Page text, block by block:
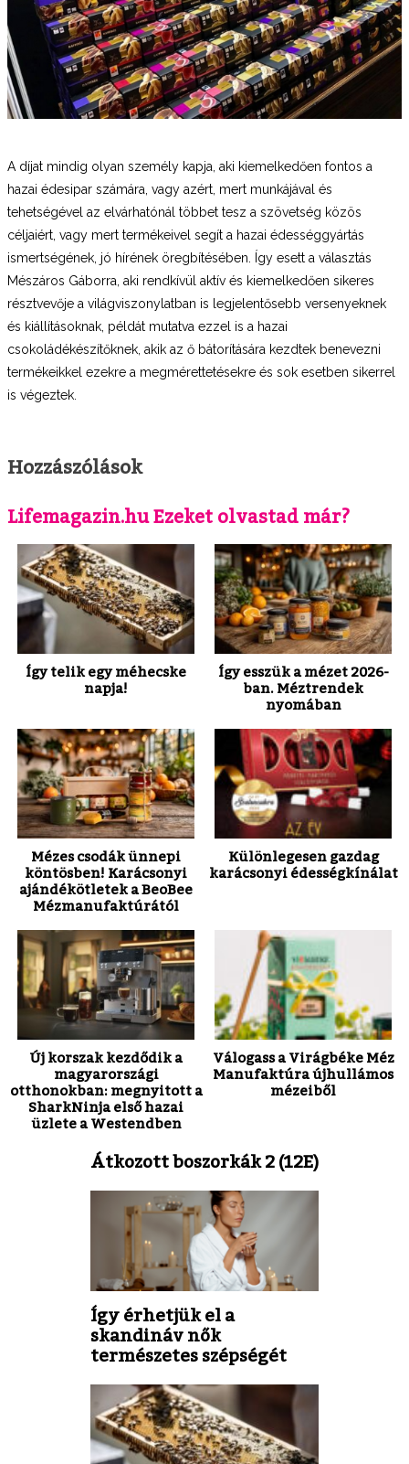
A díjat mindig olyan személy kapja, aki kiemelkedően fontos a
hazai édesipar számára, vagy azért, mert munkájával és
tehetségével az elvárhatónál többet tesz a szövetség közös
céljaiért, vagy mert termékeivel segít a hazai édességgyártás
ismertségének, jó hírének öregbítésében. Így esett a választás
Mészáros Gáborra, aki rendkívül aktív és kiemelkedően sikeres
résztvevője a világviszonylatban is legjelentősebb versenyeknek
és kiállításoknak, példát mutatva ezzel is a hazai
csokoládékészítőknek, akik az ő bátorítására kezdtek benevezni
termékeikkel ezekre a megmérettetésekre és sok esetben sikerrel
is végeztek.
Hozzászólások
Lifemagazin.hu Ezeket olvastad már?
Így telik egy méhecske
napja!
Így esszük a mézet 2026-
ban. Méztrendek
nyomában
Mézes csodák ünnepi
köntösben! Karácsonyi
ajándékötletek a BeoBee
Mézmanufaktúrától
Különlegesen gazdag
karácsonyi édességkínálat
Új korszak kezdődik a
magyarországi
otthonokban: megnyitott a
SharkNinja első hazai
üzlete a Westendben
Válogass a Virágbéke Méz
Manufaktúra újhullámos
mézeiből
Átkozott boszorkák 2 (12E)
Így érhetjük el a
skandináv nők
természetes szépségét